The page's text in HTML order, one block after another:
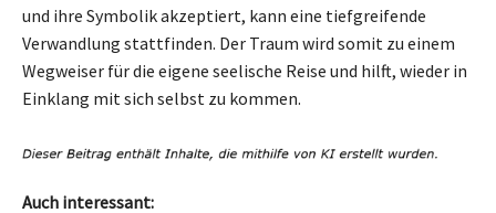
und ihre Symbolik akzeptiert, kann eine tiefgreifende
Verwandlung stattfinden. Der Traum wird somit zu einem
Wegweiser für die eigene seelische Reise und hilft, wieder in
Einklang mit sich selbst zu kommen.
Auch interessant: